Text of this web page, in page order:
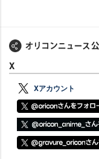
X
Xアカウント